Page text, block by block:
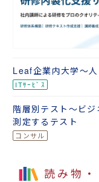
Leaf企業内大学～
階層別テスト～ビ
測定するテスト
読み物・